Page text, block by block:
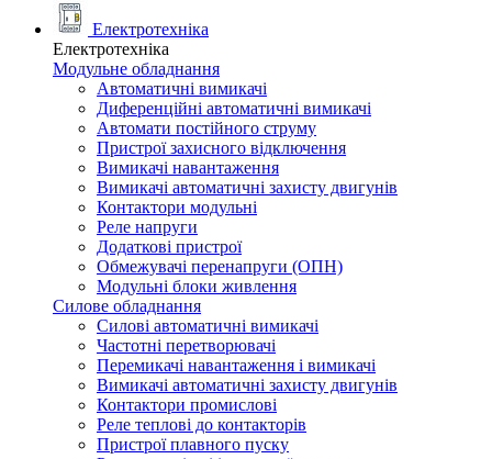
Електротехніка
Електротехніка
Модульне обладнання
Автоматичні вимикачі
Диференційні автоматичні вимикачі
Автомати постійного струму
Пристрої захисного відключення
Вимикачі навантаження
Вимикачі автоматичні захисту двигунів
Контактори модульні
Реле напруги
Додаткові пристрої
Обмежувачі перенапруги (ОПН)
Модульні блоки живлення
Силове обладнання
Силові автоматичні вимикачі
Частотні перетворювачі
Перемикачі навантаження і вимикачі
Вимикачі автоматичні захисту двигунів
Контактори промислові
Реле теплові до контакторів
Пристрої плавного пуску